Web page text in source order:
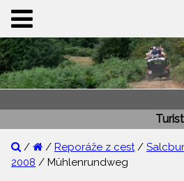
/ / Reporáže z cest/
2008 / Mühlenrundweg